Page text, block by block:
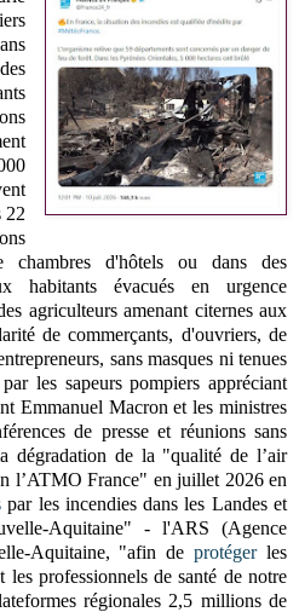
22
chambres d'hôtels ou dans des
habitants évacués en urgence
agriculteurs amenant citernes aux
de commerçants, d'ouvriers, de
sans masques ni tenues
les sapeurs pompiers appréciant
Emmanuel Macron et les ministres
de presse et réunions sans
dégradation de la "qualité de l’air
l’ATMO France" en juillet 2026 en
par les incendies dans les Landes et
Aquitaine" - l'ARS (Agence
Aquitaine, "afin deprotégerles
les professionnels de santé de notre
régionales 2,5 millions de